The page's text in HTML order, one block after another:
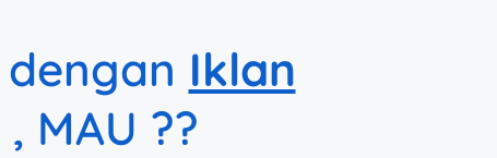
dengan Iklan
, MAU ??